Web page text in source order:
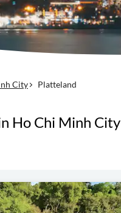
City Platteland
Ho Chi Minh City